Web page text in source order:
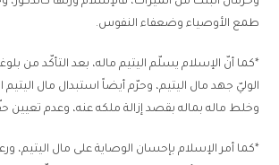
طمع الأوصياء وضعفاء النفوس.
*كما أنّ الإسلام يسلّم اليتيم ماله، بعد التأكّد من
الوليّ جهد مال اليتيم، وحرّم أيضاً استبدال مال
وخلط ماله بماله بقصد إزالة ملكه عنه، وعدم تعيين
*كما أمر الإسلام بإحسان الوصاية على مال اليتيم،